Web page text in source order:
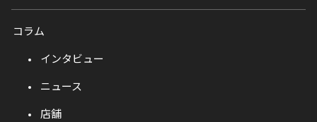
コラム
インタビュー
ニュース
店舗